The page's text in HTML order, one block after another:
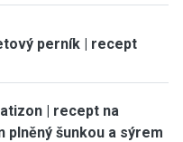
perník | recept
| recept na
plněný šunkou a sýrem